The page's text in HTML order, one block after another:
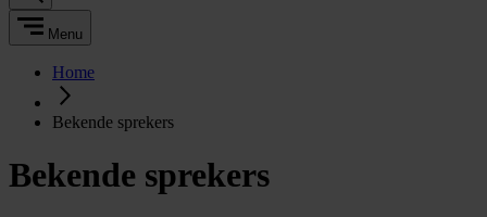
Menu
Home
Bekende sprekers
Bekende sprekers